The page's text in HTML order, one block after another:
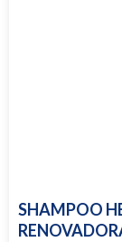
SHAMPOO